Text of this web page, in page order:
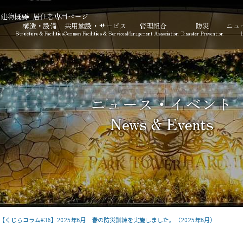
建物概要 居住者専用ページ
構造・設備
Structure & Facilities
共用施設・サービス
Common Facilities & Services
管理組合
Management Association
防災
Disaster Prevention
ニュ
ニュース・イベント
【くじらコラム#36】2025年6月 春の防災訓練を実施しました。（2025年6月）